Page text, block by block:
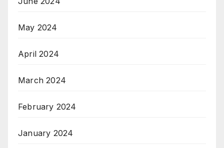
May 2024
April 2024
March 2024
February 2024
January 2024